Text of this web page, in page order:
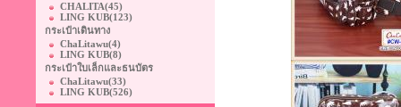
CHALITA(45)
LING KUB(123)
กระเป๋าเดินทาง
ChaLitawu(4)
LING KUB(8)
กระเป๋าใบเล็กและธนบัตร
ChaLitawu(33)
LING KUB(526)